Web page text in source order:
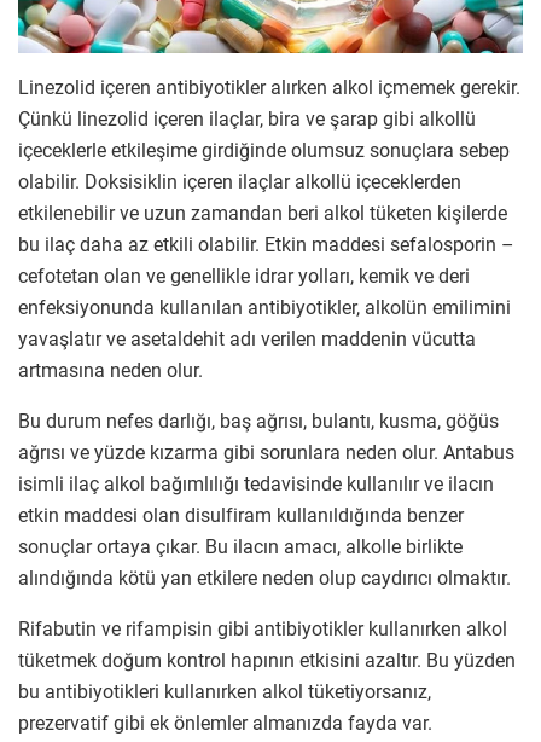
Linezolid içeren antibiyotikler alırken alkol içmemek gerekir.
Çünkü linezolid içeren ilaçlar, bira ve şarap gibi alkollü
içeceklerle etkileşime girdiğinde olumsuz sonuçlara sebep
olabilir. Doksisiklin içeren ilaçlar alkollü içeceklerden
etkilenebilir ve uzun zamandan beri alkol tüketen kişilerde
bu ilaç daha az etkili olabilir. Etkin maddesi sefalosporin –
cefotetan olan ve genellikle idrar yolları, kemik ve deri
enfeksiyonunda kullanılan antibiyotikler, alkolün emilimini
yavaşlatır ve asetaldehit adı verilen maddenin vücutta
artmasına neden olur.
Bu durum nefes darlığı, baş ağrısı, bulantı, kusma, göğüs
ağrısı ve yüzde kızarma gibi sorunlara neden olur. Antabus
isimli ilaç alkol bağımlılığı tedavisinde kullanılır ve ilacın
etkin maddesi olan disulfiram kullanıldığında benzer
sonuçlar ortaya çıkar. Bu ilacın amacı, alkolle birlikte
alındığında kötü yan etkilere neden olup caydırıcı olmaktır.
Rifabutin ve rifampisin gibi antibiyotikler kullanırken alkol
tüketmek doğum kontrol hapının etkisini azaltır. Bu yüzden
bu antibiyotikleri kullanırken alkol tüketiyorsanız,
prezervatif gibi ek önlemler almanızda fayda var.